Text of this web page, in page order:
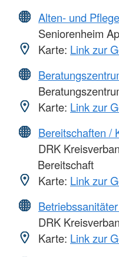
Alten- und
Seniorenheim
Karte: Link zur
Karte: Link zur
Bereitschaften /
DRK
Bereitschaft
Karte: Link zur
DRK
Karte: Link zur